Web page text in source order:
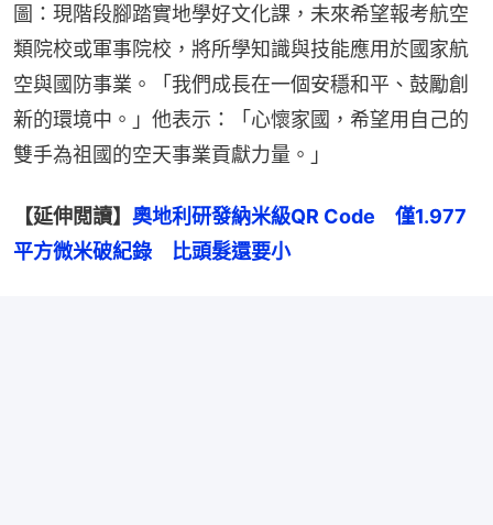
圖：現階段腳踏實地學好文化課，未來希望報考航空
類院校或軍事院校，將所學知識與技能應用於國家航
空與國防事業。「我們成長在一個安穩和平、鼓勵創
新的環境中。」他表示：「心懷家國，希望用自己的
雙手為祖國的空天事業貢獻力量。」
【延伸閲讀】 奧地利研發納米級QR Code　僅1.977
平方微米破紀錄　比頭髮還要小